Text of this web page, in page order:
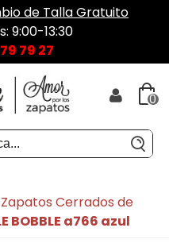
de Talla Gratuito
9:00-13:30
79 27
0
Zapatos Cerrados de
BOBBLE a766 azul